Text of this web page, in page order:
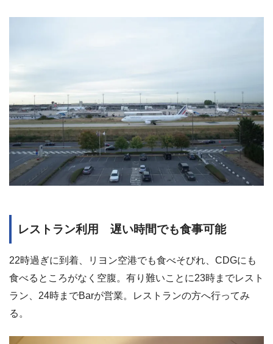
レストラン利用 遅い時間でも食事可能
22時過ぎに到着、リヨン空港でも食べそびれ、CDGにも
食べるところがなく空腹。有り難いことに23時までレスト
ラン、24時までBarが営業。レストランの方へ行ってみ
る。